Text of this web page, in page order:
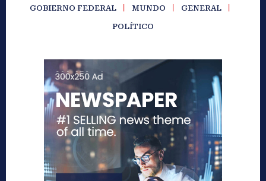
GOBIERNO FEDERAL MUNDO GENERAL
POLÍTICO